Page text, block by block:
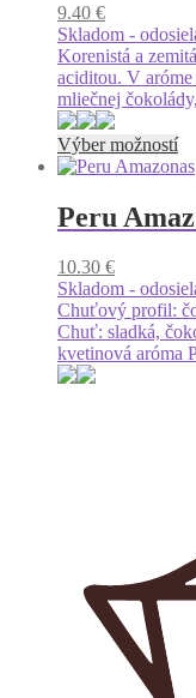
9.40 €
Skladom -
Korenistá a
aciditou. V
mliečnej
Výber možností
na
Peru
10.30 €
Skladom -
Chuťový profil:
Chuť: sladká,
kvetinová aróma